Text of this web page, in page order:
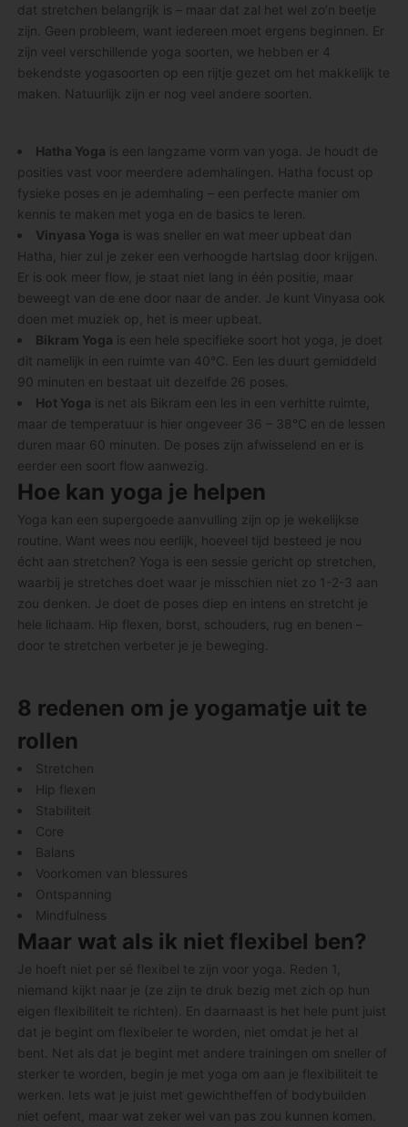
dat stretchen belangrijk is – maar dat zal het wel zo’n beetje
zijn. Geen probleem, want iedereen moet ergens beginnen. Er
zijn veel verschillende yoga soorten, we hebben er 4
bekendste yogasoorten op een rijtje gezet om het makkelijk te
maken. Natuurlijk zijn er nog veel andere soorten.
Hatha Yoga is een langzame vorm van yoga. Je houdt de
posities vast voor meerdere ademhalingen. Hatha focust op
fysieke poses en je ademhaling – een perfecte manier om
kennis te maken met yoga en de basics te leren.
Vinyasa Yoga is was sneller en wat meer upbeat dan
Hatha, hier zul je zeker een verhoogde hartslag door krijgen.
Er is ook meer flow, je staat niet lang in één positie, maar
beweegt van de ene door naar de ander. Je kunt Vinyasa ook
doen met muziek op, het is meer upbeat.
Bikram Yoga is een hele specifieke soort hot yoga, je doet
dit namelijk in een ruimte van 40°C. Een les duurt gemiddeld
90 minuten en bestaat uit dezelfde 26 poses.
Hot Yoga is net als Bikram een les in een verhitte ruimte,
maar de temperatuur is hier ongeveer 36 – 38°C en de lessen
duren maar 60 minuten. De poses zijn afwisselend en er is
eerder een soort flow aanwezig.
Hoe kan yoga je helpen
Yoga kan een supergoede aanvulling zijn op je wekelijkse
routine. Want wees nou eerlijk, hoeveel tijd besteed je nou
écht aan stretchen? Yoga is een sessie gericht op stretchen,
waarbij je stretches doet waar je misschien niet zo 1-2-3 aan
zou denken. Je doet de poses diep en intens en stretcht je
hele lichaam. Hip flexen, borst, schouders, rug en benen –
door te stretchen verbeter je je beweging.
8 redenen om je yogamatje uit te
rollen
Stretchen
Hip flexen
Stabiliteit
Core
Balans
Voorkomen van blessures
Ontspanning
Mindfulness
Maar wat als ik niet flexibel ben?
Je hoeft niet per sé flexibel te zijn voor yoga. Reden 1,
niemand kijkt naar je (ze zijn te druk bezig met zich op hun
eigen flexibiliteit te richten). En daarnaast is het hele punt juist
dat je begint om flexibeler te worden, niet omdat je het al
bent. Net als dat je begint met andere trainingen om sneller of
sterker te worden, begin je met yoga om aan je flexibiliteit te
werken. Iets wat je juist met gewichtheffen of bodybuilden
niet oefent, maar wat zeker wel van pas zou kunnen komen.